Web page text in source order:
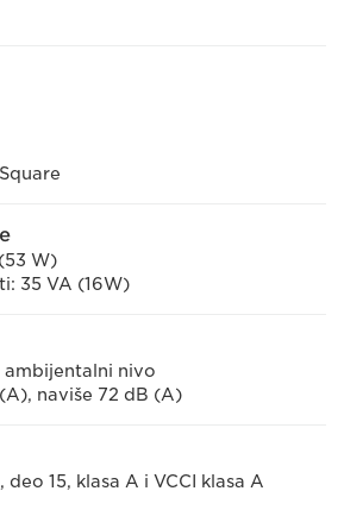
W)
35 VA (16W)
nivo
naviše 72 dB (A)
deo 15, klasa A i VCCI klasa A